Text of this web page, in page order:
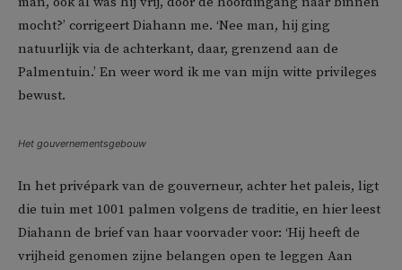
mocht?’ corrigeert Diahann me. ‘Nee man, hij ging
natuurlijk via de achterkant, daar, grenzend aan de
Palmentuin.’ En weer word ik me van mijn witte privileges
bewust.
Het gouvernementsgebouw
In het privépark van de gouverneur, achter het paleis, ligt
die tuin met 1001 palmen volgens de traditie, en hier leest
Diahann de brief van haar voorvader voor: ‘Hij heeft de
vrijheid genomen zijne belangen open te leggen Aan